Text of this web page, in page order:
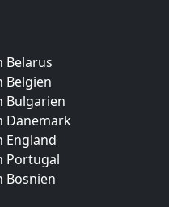
Belarus
Belgien
Bulgarien
Dänemark
England
Portugal
Bosnien